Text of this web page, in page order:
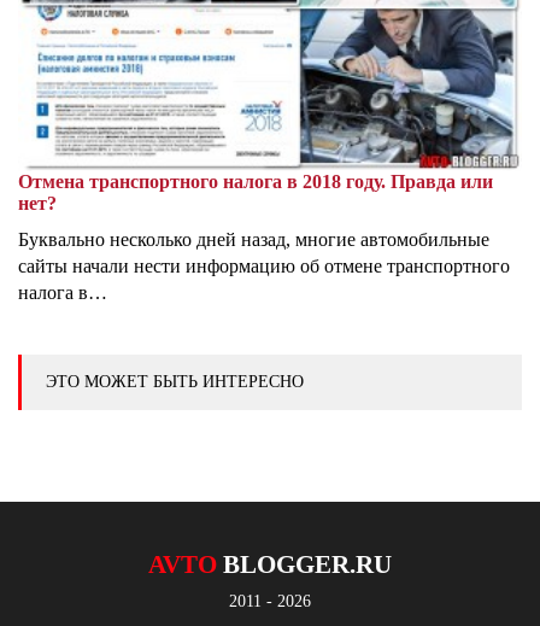
Отмена транспортного налога в 2018 году. Правда или
нет?
Буквально несколько дней назад, многие автомобильные
сайты начали нести информацию об отмене транспортного
налога в…
ЭТО МОЖЕТ БЫТЬ ИНТЕРЕСНО
AVTO BLOGGER.RU
2011 - 2026